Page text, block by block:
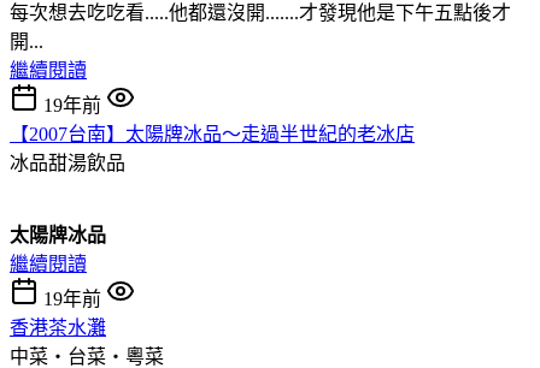
每次想去吃吃看.....他都還沒開.......才發現他是下午五點後才
開...
繼續閱讀
19年前
【2007台南】太陽牌冰品～走過半世紀的老冰店
冰品甜湯飲品
太陽牌冰品
繼續閱讀
19年前
香港茶水灘
中菜‧台菜‧粵菜